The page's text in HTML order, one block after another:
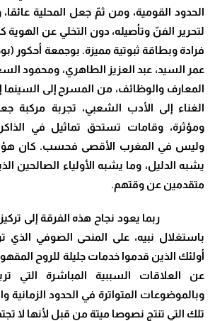
الحدود القومية، ومن ثمّ جعل المحلية
لتحرير الفنّ وتأصيله، دون التخلي عن الهوية
فرادة وبطاقة ثبوتية مميزة. بوجمعة أحكور
عمر السيد، عبد العزيز الطاهري، ومحمود
المعارف والوظائف، من المسرح إلى السينما
الغناء إلى الأدب الشعبي، تجربة مركبة
ومؤثرة، وقامات تستحق تماثيل في الذاكرة
وليس في المغرب الأقصى فحسب. كان هؤلاء،
يشبه الدليل، وما يشبه الأولياء الصالحين
متقدمين عن وقتهم.
ربما يعود نجاح هذه الفرقة إلى
باستغلال نبيه، على المنحى الصوفي الذي
أولئك الذين قدموا خدمات جليلة للروح
عن العلاقات السببية المباشرة التي
وبالموضوعات المتواترة في الحدود الزمانية
تلك التي تنتج نصوصا ميتة من قبل لأنها لا